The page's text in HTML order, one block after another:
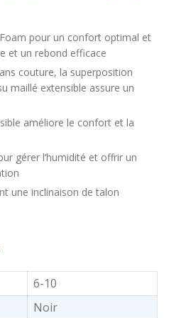
pour un confort optimal et
et un rebond efficace
couture, la superposition
maillé extensible assure un
améliore le confort et la
gérer l’humidité et offrir un
une inclinaison de talon
6-10
Noir